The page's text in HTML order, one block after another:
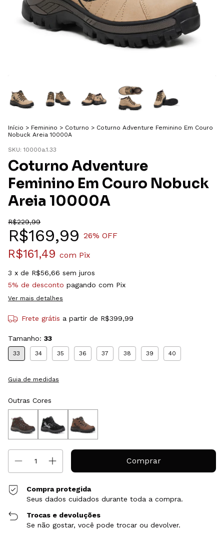
Início > Feminino > Coturno > Coturno Adventure Feminino Em Couro
Nobuck Areia 10000A
SKU: 10000a.1.33
Coturno Adventure
Feminino Em Couro Nobuck
Areia 10000A
R$229,99
R$169,99 26% OFF
R$161,49 com Pix
3 x de R$56,66 sem juros
5% de desconto pagando com Pix
Ver mais detalhes
Frete grátis a partir de R$399,99
Tamanho: 33
33 34 35 36 37 38 39 40
Guia de medidas
Outras Cores
Compra protegida
Seus dados cuidados durante toda a compra.
Trocas e devoluções
Se não gostar, você pode trocar ou devolver.